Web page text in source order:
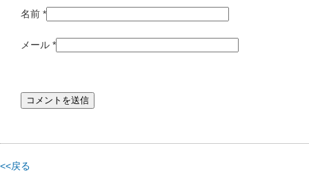
名前 *
メール *
<<戻る